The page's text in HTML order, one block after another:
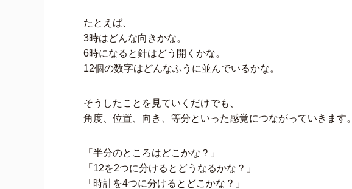
たとえば、
3時はどんな向きかな。
6時になると針はどう開くかな。
12個の数字はどんなふうに並んでいるかな。
そうしたことを見ていくだけでも、
角度、位置、向き、等分といった感覚につながっていきます。
「半分のところはどこかな？」
「12を2つに分けるとどうなるかな？」
「時計を4つに分けるとどこかな？」